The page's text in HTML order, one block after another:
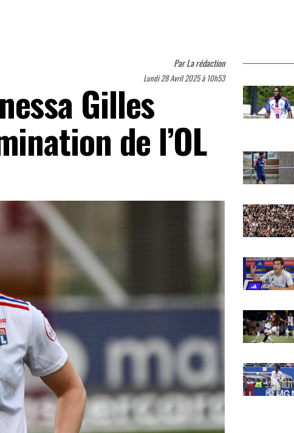
ParLa rédaction
Lundi 28 Avril 2025 à 10h53
Gilles
de l’OL